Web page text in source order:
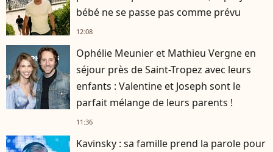
bébé ne se passe pas comme prévu
12:08
Ophélie Meunier et Mathieu Vergne en
séjour près de Saint-Tropez avec leurs
enfants : Valentine et Joseph sont le
parfait mélange de leurs parents !
11:36
Kavinsky : sa famille prend la parole pour